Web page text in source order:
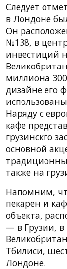
Следует
в Лондоне
Он
№138, в
инвестиций
миллиона
дизайне его
Наряду с
кафе
грузинскго
основной
также на
Напомним,
пекарен и
объекта,
— в Грузии, в
Тбилиси,
Лондоне.